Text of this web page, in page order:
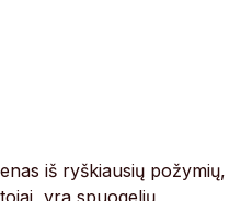
iš ryškiausių požymių,